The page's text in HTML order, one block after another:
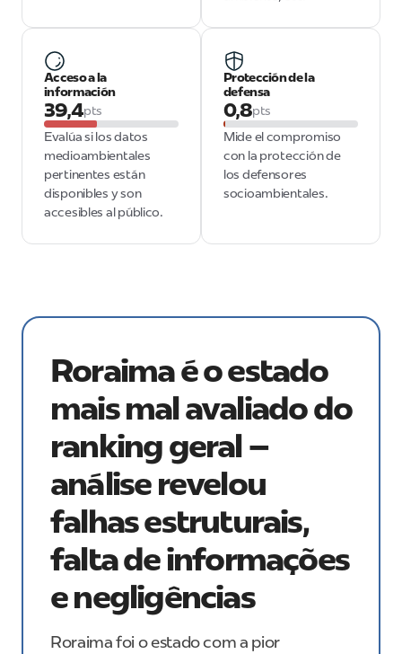
Acceso a la
información
39,4pts
Evalúa si los datos
medioambientales
pertinentes están
disponibles y son
accesibles al público.
Protección de la
defensa
0,8pts
Mide el compromiso
con la protección de
los defensores
socioambientales.
Roraima é o estado
mais mal avaliado do
ranking geral –
análise revelou
falhas estruturais,
falta de informações
e negligências
Roraima foi o estado com a pior